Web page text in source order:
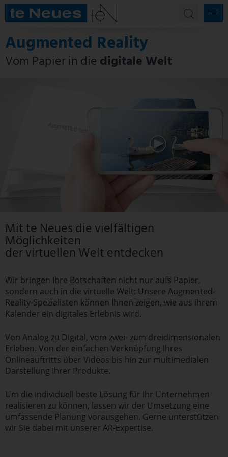
Augmented Reality
Vom Papier in die digitale Welt
Mit te Neues die vielfältigen
Möglichkeiten
der virtuellen Welt entdecken
Wir bringen Ihre Botschaften nicht nur aufs Papier,
sondern auch in die virtuelle Welt: Unsere Augmented-
Reality-Spezialisten können Ihnen zeigen, wie aus ihrem
Kalender ein digitales Erlebnis wird.
Von Analog zu Digital, vom zwei- zum dreidimensionalen
Erleben. Von der einfachen Verknüpfung Ihres
Onlineauftritts über Videos bis hin zur multimedialen
Darstellung Ihrer Produkte.
Um die individuell beste Lösung für Ihr Unternehmen
realisieren zu können, lassen wir der Umsetzung eine
umfassende Planung vorausgehen. Gerne unterstützen
wir Sie dabei mit unserer AR-Expertise.